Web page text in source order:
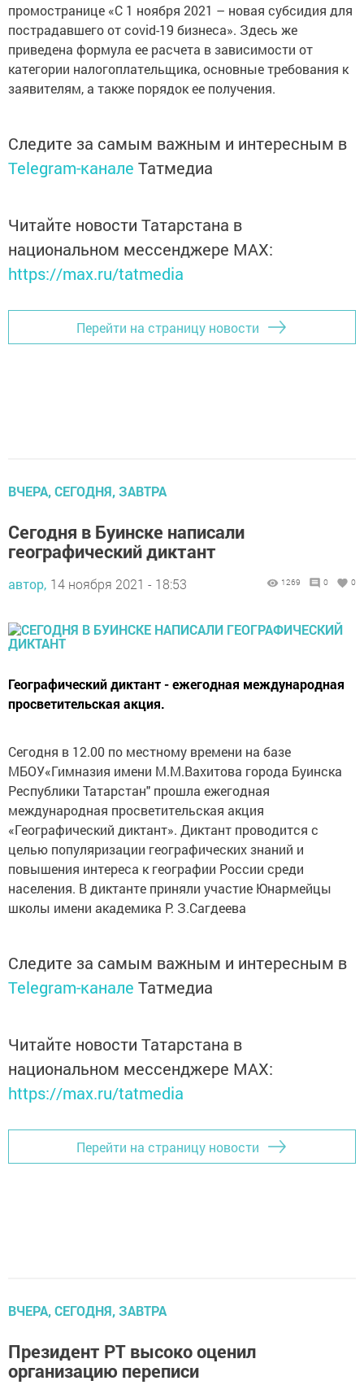
промостранице «С 1 ноября 2021 – новая субсидия для
пострадавшего от covid-19 бизнеса». Здесь же
приведена формула ее расчета в зависимости от
категории налогоплательщика, основные требования к
заявителям, а также порядок ее получения.
Следите за самым важным и интересным в
Telegram-канале Татмедиа
Читайте новости Татарстана в
национальном мессенджере MАХ:
https://max.ru/tatmedia
Перейти на страницу новости
ВЧЕРА, СЕГОДНЯ, ЗАВТРА
Сегодня в Буинске написали
географический диктант
автор, 14 ноября 2021 - 18:53 1269 0 0
Географический диктант - ежегодная международная
просветительская акция.
Сегодня в 12.00 по местному времени на базе
МБОУ«Гимназия имени М.М.Вахитова города Буинска
Республики Татарстан" прошла ежегодная
международная просветительская акция
«Географический диктант». Диктант проводится с
целью популяризации географических знаний и
повышения интереса к географии России среди
населения. В диктанте приняли участие Юнармейцы
школы имени академика Р. З.Сагдеева
Следите за самым важным и интересным в
Telegram-канале Татмедиа
Читайте новости Татарстана в
национальном мессенджере MАХ:
https://max.ru/tatmedia
Перейти на страницу новости
ВЧЕРА, СЕГОДНЯ, ЗАВТРА
Президент РТ высоко оценил
организацию переписи